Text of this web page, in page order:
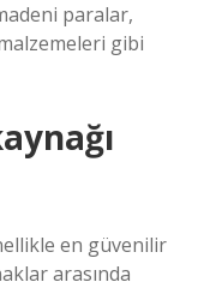
paralar,
gibi
en güvenilir
arasında